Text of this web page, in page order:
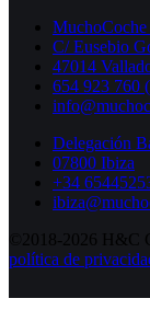
MuchoCoche
C/ Eusebio
47014
654 923 760
Delegación
07800 Ibiza
+34
©2018-2026 H&C
política de